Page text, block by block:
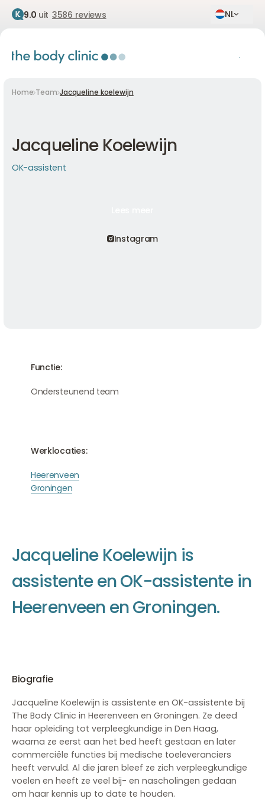
9.0 uit 3586 reviews NL
Home Team Jacqueline koelewijn
Jacqueline Koelewijn
OK-assistent
Instagram
Functie:
Ondersteunend team
Werklocaties:
Heerenveen
Groningen
Jacqueline Koelewijn is
assistenteenOK-assistente in
Heerenveen enGroningen.
Biografie
Jacqueline Koelewijn is assistente en OK-assistente bij
The Body Clinic in Heerenveen en Groningen. Ze deed
haar opleiding tot verpleegkundige in Den Haag,
waarna ze eerst aan het bed heeft gestaan en later
commerciële functies bij medische toeleveranciers
heeft vervuld. Al die jaren bleef ze zich verpleegkundige
voelen en heeft ze veel bij- en nascholingen gedaan
om haar kennis up to date te houden.